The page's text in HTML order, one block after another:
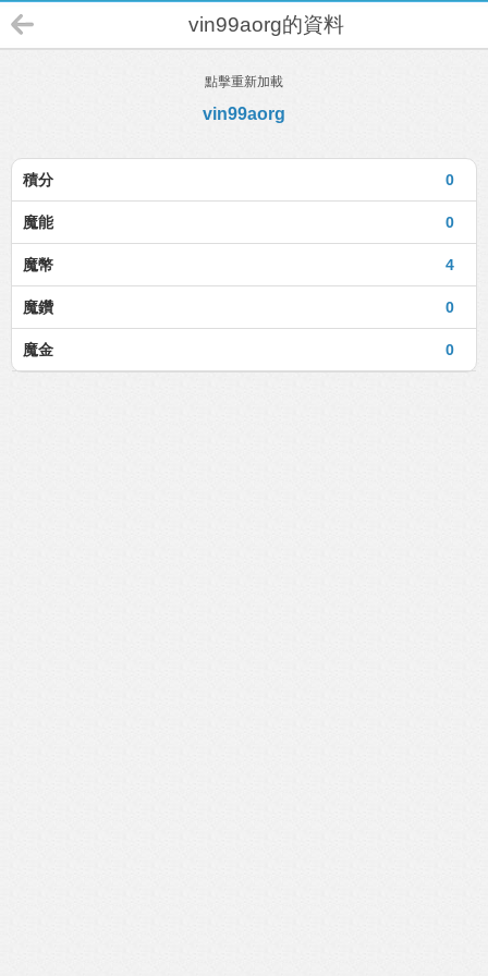
vin99aorg的資料
點擊重新加載
vin99aorg
0
積分
0
魔能
4
魔幣
0
魔鑽
0
魔金